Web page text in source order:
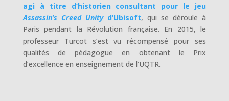
agi à titre d’historien consultant pour le jeu
Assassin’s Creed Unityd’Ubisoft, qui se déroule à
Paris pendant la Révolution française. En 2015, le
professeur Turcot s’est vu récompensé pour ses
qualités de pédagogue en obtenant le Prix
d’excellence en enseignement de l’UQTR.